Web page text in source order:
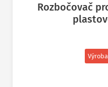
Rozbočovač